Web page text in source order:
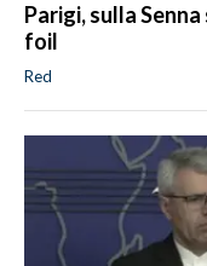
Parigi, sulla
foil
Red